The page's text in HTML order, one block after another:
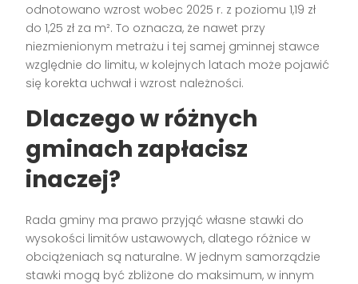
odnotowano wzrost wobec 2025 r. z poziomu 1,19 zł
do 1,25 zł za m². To oznacza, że nawet przy
niezmienionym metrażu i tej samej gminnej stawce
względnie do limitu, w kolejnych latach może pojawić
się korekta uchwał i wzrost należności.
Dlaczego w różnych
gminach zapłacisz
inaczej?
Rada gminy ma prawo przyjąć własne stawki do
wysokości limitów ustawowych, dlatego różnice w
obciążeniach są naturalne. W jednym samorządzie
stawki mogą być zbliżone do maksimum, w innym